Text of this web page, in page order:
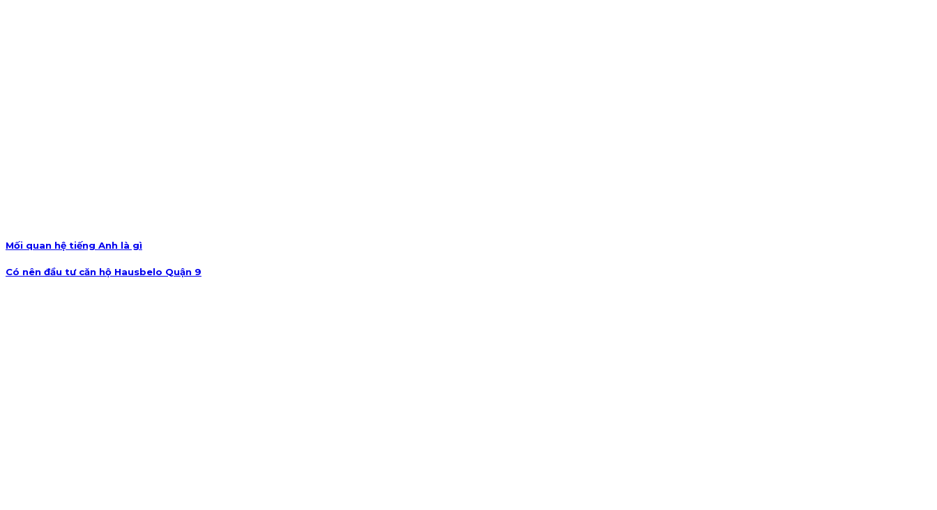
Mối quan hệ tiếng Anh là gì
Có nên đầu tư căn hộ Hausbelo Quận 9